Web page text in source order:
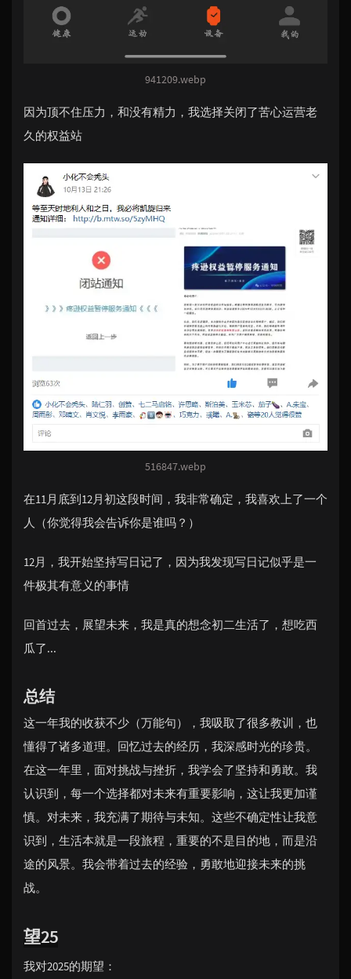
941209.webp
因为顶不住压力，和没有精力，我选择关闭了苦心运营老
久的权益站
516847.webp
在11月底到12月初这段时间，我非常确定，我喜欢上了一个
人（你觉得我会告诉你是谁吗？）
12月，我开始坚持写日记了，因为我发现写日记似乎是一
件极其有意义的事情
回首过去，展望未来，我是真的想念初二生活了，想吃西
瓜了...
总结
这一年我的收获不少（万能句），我吸取了很多教训，也
懂得了诸多道理。回忆过去的经历，我深感时光的珍贵。
在这一年里，面对挑战与挫折，我学会了坚持和勇敢。我
认识到，每一个选择都对未来有重要影响，这让我更加谨
慎。对未来，我充满了期待与未知。这些不确定性让我意
识到，生活本就是一段旅程，重要的不是目的地，而是沿
途的风景。我会带着过去的经验，勇敢地迎接未来的挑
战。
望25
我对2025的期望：